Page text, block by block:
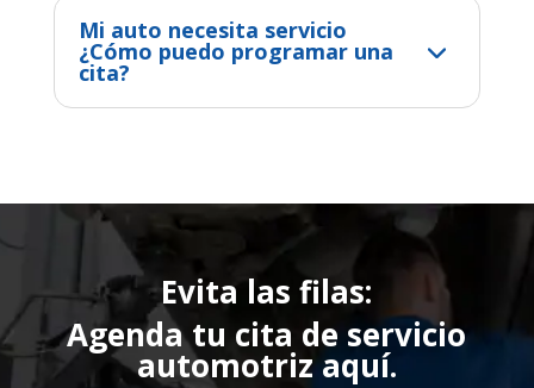
Mi auto necesita servicio
¿Cómo puedo programar una
cita?
Evita las filas:
Agenda tu cita de servicio
automotriz aquí.